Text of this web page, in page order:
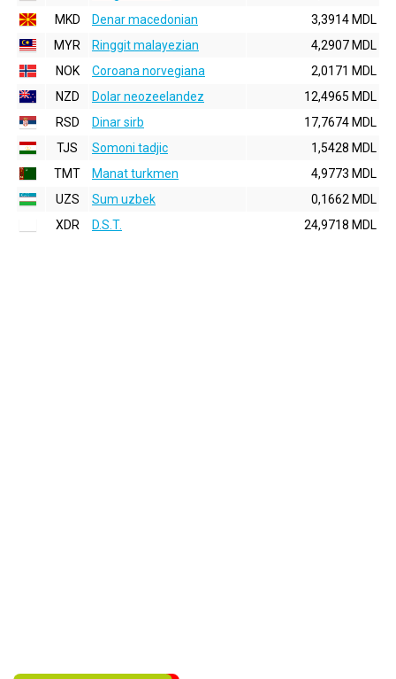
MKD
Denar macedonian
3,3914 MDL
MYR
Ringgit malayezian
4,2907 MDL
NOK
Coroana norvegiana
2,0171 MDL
NZD
Dolar neozeelandez
12,4965 MDL
RSD
Dinar sirb
17,7674 MDL
TJS
Somoni tadjic
1,5428 MDL
TMT
Manat turkmen
4,9773 MDL
UZS
Sum uzbek
0,1662 MDL
XDR
D.S.T. 24,9718 MDL